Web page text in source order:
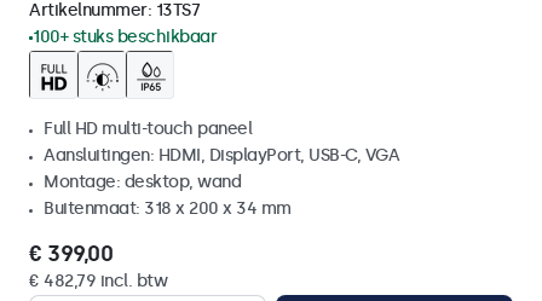
Artikelnummer: 13TS7
100+ stuks beschikbaar
Full HD multi-touch paneel
Aansluitingen: HDMI, DisplayPort, USB-C, VGA
Montage: desktop, wand
Buitenmaat: 318 x 200 x 34 mm
€ 399,00
€ 482,79 incl. btw